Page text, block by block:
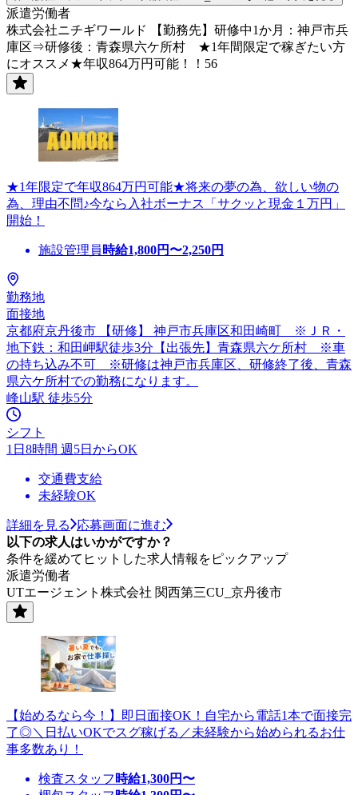
派遣労働者
株式会社ニチギワールド 【勤務先】研修中1か月：神戸市兵
庫区⇒研修後：青森県六ケ所村 ★1年間限定で稼ぎたい方
にオススメ★年収864万円可能！！56
★1年限定で年収864万円可能★将来の夢の為、欲しい物の
為、理由不問♪今なら入社ボーナス「サクッと現金１万円」
開始！
施設管理員 時給1,800円〜2,250円
勤務地
面接地
京都府京丹後市 【研修】 神戸市兵庫区和田崎町 ※ＪＲ・
地下鉄：和田岬駅徒歩3分【出張先】青森県六ケ所村 ※車
の持ち込み不可 ※研修は神戸市兵庫区、研修終了後、青森
県六ケ所村での勤務になります。
峰山駅 徒歩5分
シフト
1日8時間 週5日からOK
交通費支給
未経験OK
詳細を見る
応募画面に進む
以下の求人はいかがですか？
条件を緩めてヒットした求人情報をピックアップ
派遣労働者
UTエージェント株式会社 関西第三CU_京丹後市
【始めるなら今！】即日面接OK！自宅から電話1本で面接完
了◎＼日払いOKでスグ稼げる／未経験から始められるお仕
事多数あり！
検査スタッフ 時給1,300円〜